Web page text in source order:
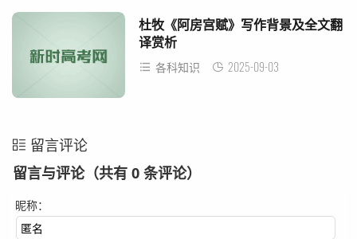
杜牧《阿房宫赋》写作背景及全文翻
译赏析
各科知识 2025-09-03
留言评论
留言与评论（共有 0 条评论）
昵称：